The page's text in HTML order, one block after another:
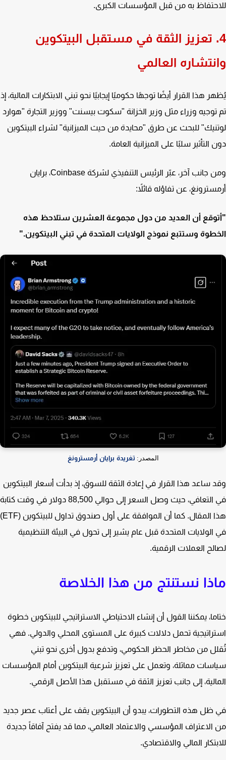
به من قبل المؤسسات الكبرى.
تعزيز الثقة في مستقبل البيتكوين
العالمي
هذا القرار أيضًا توجهًا حكوميًا إيجابيًا نحو تبني الابتكارات المالية، إذ
وزراء مثل وزير الخزانة "سكوت بيسنت" ووزير التجارة "هوارد
للبحث عن طرق "محايدة من حيث الميزانية" لشراء البيتكوين
التأثير سلبًا على الميزانية العامة.
ومن جانب آخر، عبّر الرئيس التنفيذي لشركة Coinbase، برايان
عن تفاؤله قائلاً:
أن العديد من دول مجموعة العشرين ستلاحظ هذه
وستتبع نموذج الولايات المتحدة في تبني البيتكوين."
المصدر:تغريدة برايان أرمسترونغ
ساعد هذا القرار في إعادة الثقة للسوق، إذ بدأت أسعار البيتكوين
في التعافي، حيث وصل السعر إلى حوالي 88,500 دولار في وقت كتابة
هذا المقال. كما أن الموافقة على أول صندوق تداول للبيتكوين (ETF)
المتحدة قبل عام يشير إلى تحول في البيئة التنظيمية
العملات الرقمية.
نستنتج من هذا الخلاصة
يمكننا القول أن إنشاء الاحتياطي الاستراتيجي للبيتكوين خطوة
تحمل دلالات كبيرة على المستوى المحلي والدولي. فهي
من مخاطر الحظر الحكومي، وتدفع بدول أخرى نحو تبني
مماثلة، وتعمل على تعزيز شرعية البيتكوين أمام المؤسسات
إلى جانب تعزيز الثقة في مستقبل هذا الأصل الرقمي.
هذه التطورات، يبدو أن البيتكوين يقف على أعتاب عصر جديد
المؤسسي والاعتماد العالمي، مما قد يفتح آفاقاً جديدة
المالي والاقتصادي.